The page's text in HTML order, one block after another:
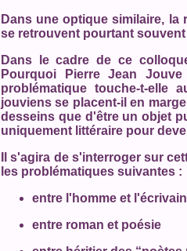
Dans une optique similaire,
se retrouvent pourtant
Dans le cadre de ce
Pourquoi Pierre Jean
problématique touche-t-elle
jouviens se placent-il en
desseins que d'être un objet
uniquement littéraire pour
Il s'agira de s'interroger sur
les problématiques suivantes :
entre l'homme et l'écrivain
entre roman et poésie